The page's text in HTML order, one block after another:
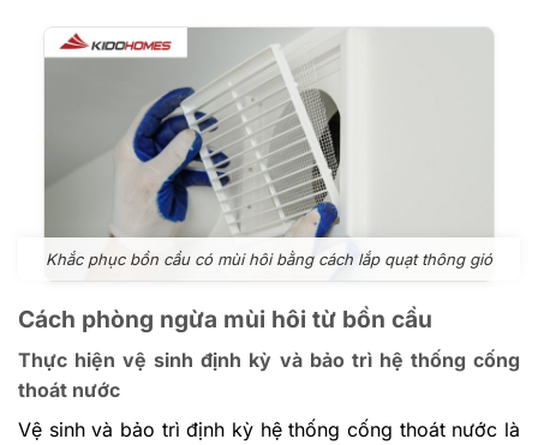
Khắc phục bồn cầu có mùi hôi bằng cách lắp quạt thông gió
Cách phòng ngừa mùi hôi từ bồn cầu
Thực hiện vệ sinh định kỳ và bảo trì hệ thống cống
thoát nước
Vệ sinh và bảo trì định kỳ hệ thống cống thoát nước là